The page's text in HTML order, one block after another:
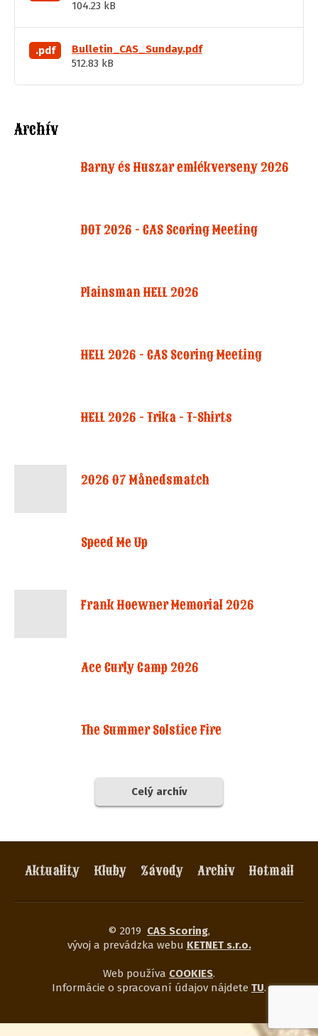
104.23 kB
.pdf
Bulletin_CAS_Sunday.pdf
512.83 kB
Archív
Barny és Huszar emlékverseny 2026
DOT 2026 - CAS Scoring Meeting
Plainsman HELL 2026
HELL 2026 - CAS Scoring Meeting
HELL 2026 - Trika - T-Shirts
2026 07 Månedsmatch
Speed Me Up
Frank Hoewner Memorial 2026
Ace Curly Camp 2026
The Summer Solstice Fire
Celý archív
Aktuality Kluby Závody Archiv Hotmail
© 2019 CAS Scoring,
vývoj a prevádzka webu KETNET s.r.o.
Web používa COOKIES.
Informácie o spracovaní údajov nájdete TU.